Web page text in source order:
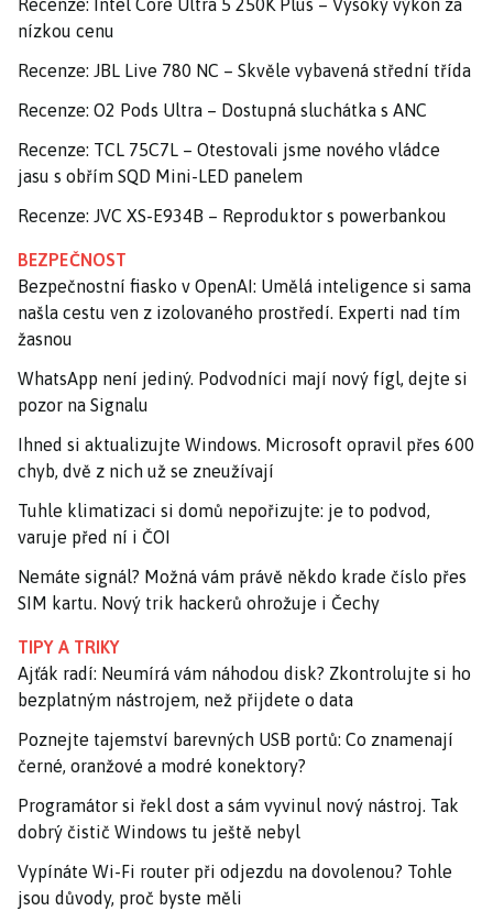
Recenze: Intel Core Ultra 5 250K Plus – Vysoký výkon za
nízkou cenu
Recenze: JBL Live 780 NC – Skvěle vybavená střední třída
Recenze: O2 Pods Ultra – Dostupná sluchátka s ANC
Recenze: TCL 75C7L – Otestovali jsme nového vládce
jasu s obřím SQD Mini-LED panelem
Recenze: JVC XS-E934B – Reproduktor s powerbankou
BEZPEČNOST
Bezpečnostní fiasko v OpenAI: Umělá inteligence si sama
našla cestu ven z izolovaného prostředí. Experti nad tím
žasnou
WhatsApp není jediný. Podvodníci mají nový fígl, dejte si
pozor na Signalu
Ihned si aktualizujte Windows. Microsoft opravil přes 600
chyb, dvě z nich už se zneužívají
Tuhle klimatizaci si domů nepořizujte: je to podvod,
varuje před ní i ČOI
Nemáte signál? Možná vám právě někdo krade číslo přes
SIM kartu. Nový trik hackerů ohrožuje i Čechy
TIPY A TRIKY
Ajťák radí: Neumírá vám náhodou disk? Zkontrolujte si ho
bezplatným nástrojem, než přijdete o data
Poznejte tajemství barevných USB portů: Co znamenají
černé, oranžové a modré konektory?
Programátor si řekl dost a sám vyvinul nový nástroj. Tak
dobrý čistič Windows tu ještě nebyl
Vypínáte Wi-Fi router při odjezdu na dovolenou? Tohle
jsou důvody, proč byste měli